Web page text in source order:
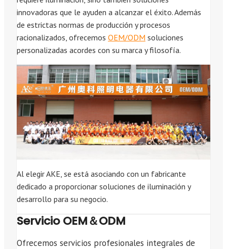
innovadoras que le ayuden a alcanzar el éxito. Además
de estrictas normas de producción y procesos
racionalizados, ofrecemos OEM/ODM soluciones
personalizadas acordes con su marca y filosofía.
Al elegir AKE, se está asociando con un fabricante
dedicado a proporcionar soluciones de iluminación y
desarrollo para su negocio.
Servicio OEM＆ODM
Ofrecemos servicios profesionales integrales de